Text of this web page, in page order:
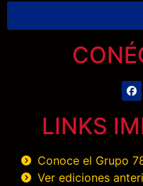
LINKS
Conoce el Grupo
Ver ediciones